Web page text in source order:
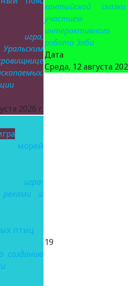
игра,
:
2026 г.
хантыйской
участием
интерактивного
робота Элби
Дата
Среда, 12 августа
морей
игра-
реками и
птиц
созданию
19